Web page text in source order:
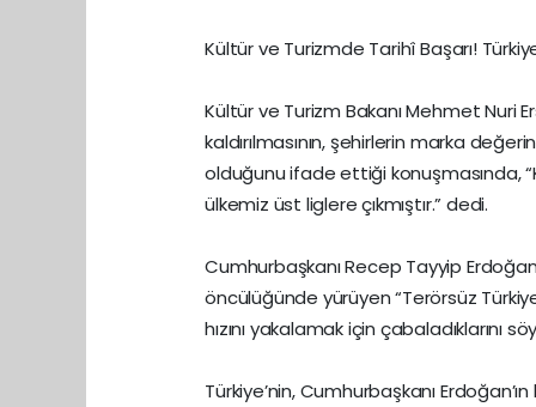
Kültür ve Turizmde Tarihî Başarı!
Kültür ve Turizm Bakanı Mehmet Nuri
kaldırılmasının, şehirlerin marka
olduğunu ifade ettiği konuşmasında,
ülkemiz üst liglere çıkmıştır.” dedi.
Cumhurbaşkanı Recep Tayyip
öncülüğünde yürüyen “Terörsüz
hızını yakalamak için çabaladıklarını
Türkiye’nin, Cumhurbaşkanı